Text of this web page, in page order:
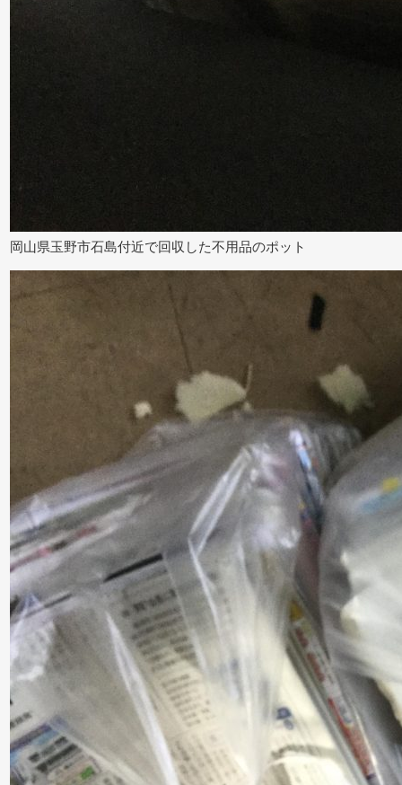
岡山県玉野市石島付近で回収した不用品のポット